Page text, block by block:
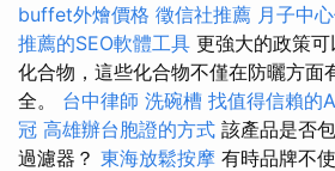
buffet外燴價格 徵信社推薦 月子中
推薦的SEO軟體工具 更強大的政策
化合物，這些化合物不僅在防曬方面
全。 台中律師 洗碗槽 找值得信賴的
冠 高雄辦台胞證的方式 該產品是否
過濾器？ 東海放鬆按摩 有時品牌不